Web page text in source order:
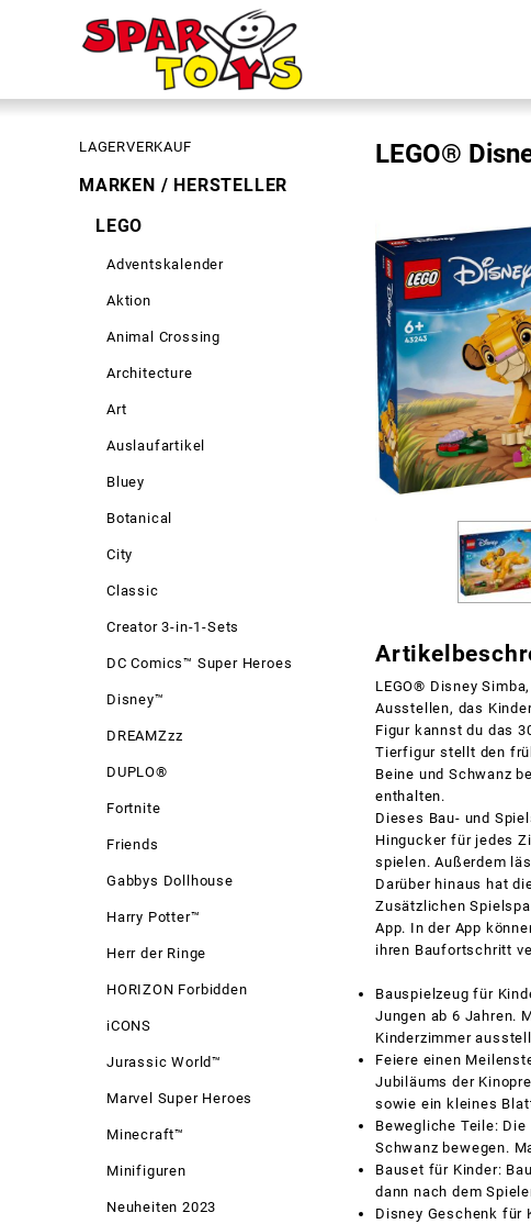
LAGERVERKAUF
MARKEN / HERSTELLER
LEGO
Adventskalender
Aktion
Animal Crossing
Architecture
Art
Auslaufartikel
Bluey
Botanical
City
Classic
Creator 3-in-1-Sets
DC Comics™ Super Heroes
Disney™
DREAMZzz
DUPLO®
Fortnite
Friends
Gabbys Dollhouse
Harry Potter™
Herr der Ringe
HORIZON Forbidden
iCONS
Jurassic World™
Marvel Super Heroes
Minecraft™
Minifiguren
Neuheiten 2023
LEGO®
LEGO® Disney
Ausstellen, das
Figur kannst du das
Tierfigur stellt den
Beine und Schwanz
enthalten.
Dieses Bau- und
Hingucker für jedes
spielen. Außerdem
Darüber hinaus hat
Zusätzlichen
App. In der App
ihren Baufortschritt
Bauspielzeug für
Jungen ab 6 Jahren.
Kinderzimmer
Feiere einen
Jubiläums der
sowie ein kleines
Bewegliche Teile:
Schwanz bewegen.
Bauset für Kinder:
dann nach dem
Disney Geschenk für